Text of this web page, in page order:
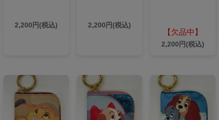
2,200円(税込) 2,200円(税込)
【欠品中】
2,200円(税込)